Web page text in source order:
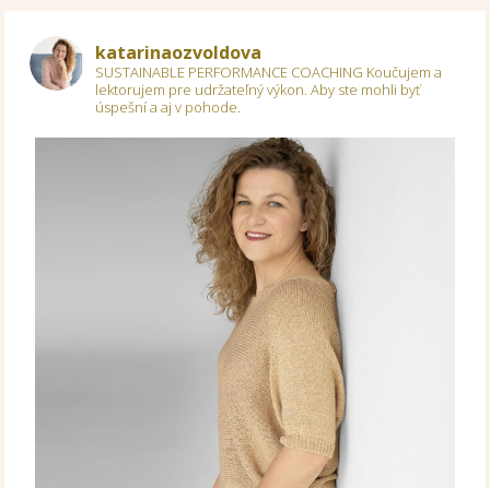
katarinaozvoldova
SUSTAINABLE PERFORMANCE COACHING Koučujem a
lektorujem pre udržateľný výkon.Aby ste mohli byť
úspešní a aj v pohode.